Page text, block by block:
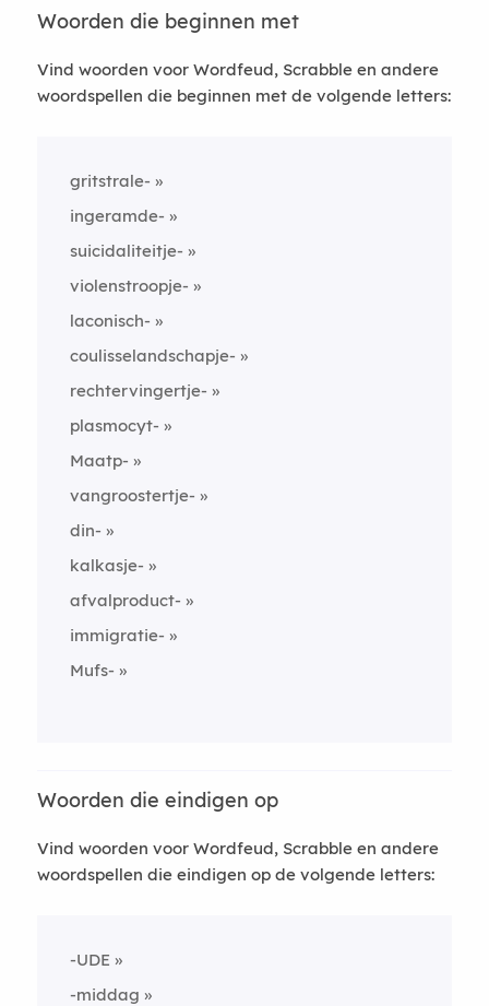
Woorden die beginnen met
Vind woorden voor Wordfeud, Scrabble en andere
woordspellen die beginnen met de volgende letters:
gritstrale-
ingeramde-
suicidaliteitje-
violenstroopje-
laconisch-
coulisselandschapje-
rechtervingertje-
plasmocyt-
Maatp-
vangroostertje-
din-
kalkasje-
afvalproduct-
immigratie-
Mufs-
Woorden die eindigen op
Vind woorden voor Wordfeud, Scrabble en andere
woordspellen die eindigen op de volgende letters:
-UDE
-middag